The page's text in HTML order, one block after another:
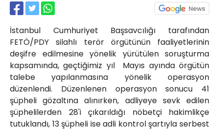
İstanbul Cumhuriyet Başsavcılığı tarafından
FETÖ/PDY silahlı terör örgütünün faaliyetlerinin
deşifre edilmesine yönelik yürütülen soruşturma
kapsamında, geçtiğimiz yıl Mayıs ayında örgütün
talebe yapılanmasına yönelik operasyon
düzenlendi. Düzenlenen operasyon sonucu 41
şüpheli gözaltına alınırken, adliyeye sevk edilen
şüphelilerden 28'i çıkarıldığı nöbetçi hakimlikçe
tutuklandı, 13 şüpheli ise adli kontrol şartıyla serbest
Akkavaklar Caddesi No:17/4 İzmit-
KOCAELİ
kocaelisokak@gmail.com